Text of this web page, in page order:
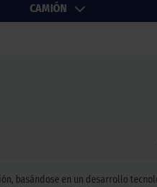
CAMIÓN
basándose en un desarrollo